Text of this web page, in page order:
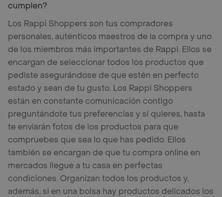
cumplen?
Los Rappi Shoppers son tus compradores
personales, auténticos maestros de la compra y uno
de los miembros más importantes de Rappi. Ellos se
encargan de seleccionar todos los productos que
pediste asegurándose de que estén en perfecto
estado y sean de tu gusto. Los Rappi Shoppers
están en constante comunicación contigo
preguntándote tus preferencias y si quieres, hasta
te enviarán fotos de los productos para que
compruebes que sea lo que has pedido. Ellos
también se encargan de que tu compra online en
mercados llegue a tu casa en perfectas
condiciones. Organizan todos los productos y,
además, si en una bolsa hay productos delicados los